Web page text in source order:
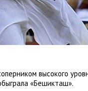
высокого
«Бешикташ».